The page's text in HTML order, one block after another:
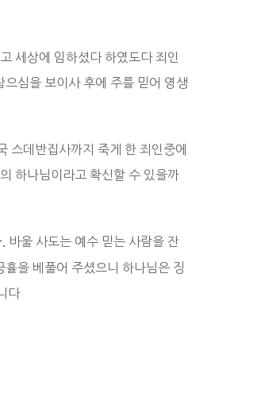
세상에 임하셨다 하였도다 죄인
심을 보이사 후에 주를 믿어 영생
스데반집사까지 죽게 한 죄인중에
하나님이라고 확신할 수 있을까
바울 사도는 예수 믿는 사람을 잔
을 베풀어 주셨으니 하나님은 징
다